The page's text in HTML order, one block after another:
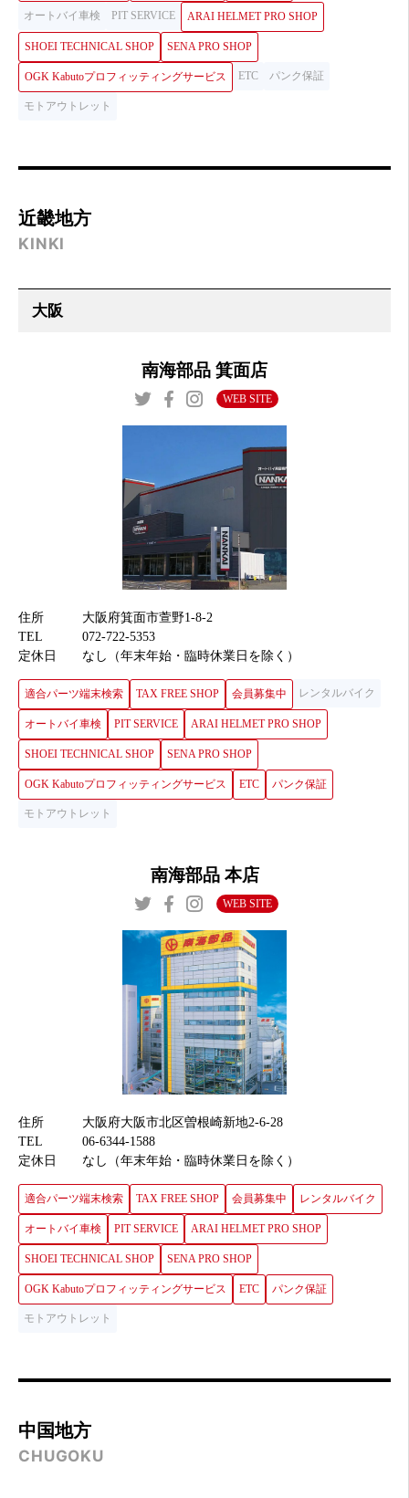
オートバイ車検 PIT SERVICE ARAI HELMET PRO SHOP
SHOEI TECHNICAL SHOP SENA PRO SHOP
OGK Kabutoプロフィッティングサービス ETC パンク保証
モトアウトレット
近畿地方
KINKI
南海部品 箕面店
WEB SITE
住所
大阪府箕面市萱野1-8-2
TEL
072-722-5353
定休日
なし（年末年始・臨時休業日を除く）
適合パーツ端末検索 TAX FREE SHOP 会員募集中 レンタルバイク
オートバイ車検 PIT SERVICE ARAI HELMET PRO SHOP
SHOEI TECHNICAL SHOP SENA PRO SHOP
OGK Kabutoプロフィッティングサービス ETC パンク保証
モトアウトレット
南海部品 本店
WEB SITE
住所
大阪府大阪市北区曽根崎新地2-6-28
TEL
06-6344-1588
定休日
なし（年末年始・臨時休業日を除く）
適合パーツ端末検索 TAX FREE SHOP 会員募集中 レンタルバイク
オートバイ車検 PIT SERVICE ARAI HELMET PRO SHOP
SHOEI TECHNICAL SHOP SENA PRO SHOP
OGK Kabutoプロフィッティングサービス ETC パンク保証
モトアウトレット
中国地方
CHUGOKU